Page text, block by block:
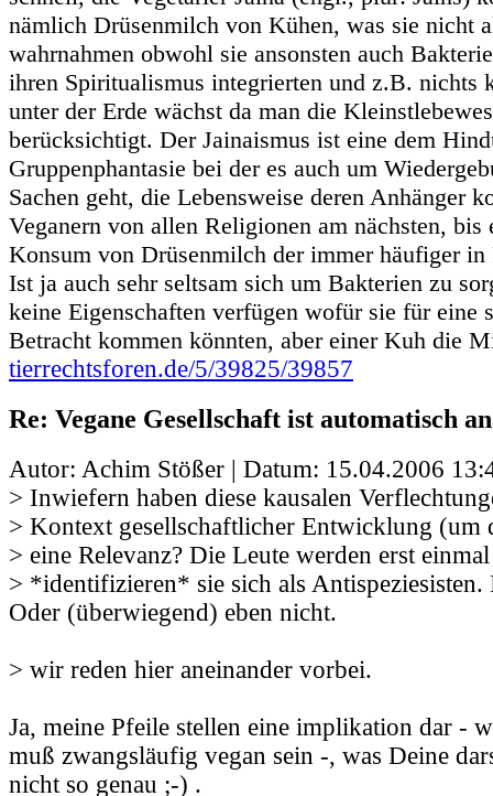
nämlich Drüsenmilch von Kühen, was sie nicht
wahrnahmen obwohl sie ansonsten auch
ihren Spiritualismus integrierten und z.B. nichts
unter der Erde wächst da man die
berücksichtigt. Der Jainaismus ist eine dem
Gruppenphantasie bei der es auch um
Sachen geht, die Lebensweise deren Anhänger
Veganern von allen Religionen am nächsten, bis
Konsum von Drüsenmilch der immer häufiger
Ist ja auch sehr seltsam sich um Bakterien zu
keine Eigenschaften verfügen wofür sie für eine
Betracht kommen könnten, aber einer Kuh die
tierrechtsforen.de/5/39825/39857
Re: Vegane Gesellschaft ist automatisch
Autor: Achim Stößer | Datum: 15.04.2006
> Inwiefern haben diese kausalen
> Kontext gesellschaftlicher Entwicklung (um
> eine Relevanz? Die Leute werden erst
> *identifizieren* sie sich als Antispeziesisten.
Oder (überwiegend) eben nicht.
> wir reden hier aneinander vorbei.
Ja, meine Pfeile stellen eine implikation dar -
muß zwangsläufig vegan sein -, was Deine
nicht so genau ;-) .